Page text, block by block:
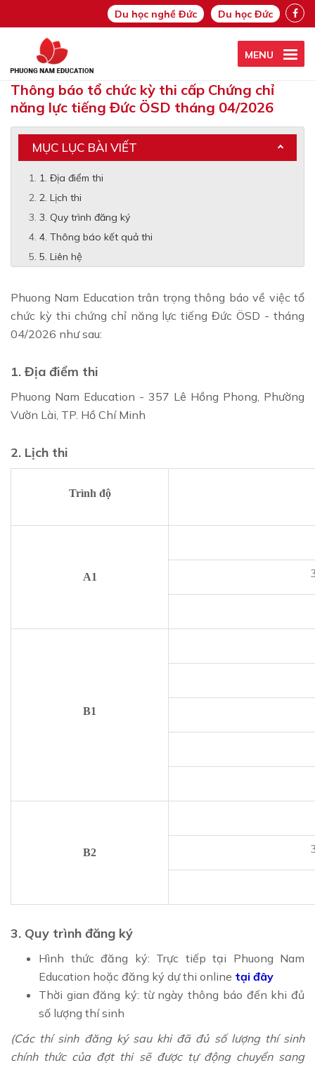
Du học nghề Đức Du học Đức
MENU
Thông báo tổ chức kỳ thi cấp Chứng chỉ
năng lực tiếng Đức ÖSD tháng 04/2026
MỤC LỤC BÀI VIẾT
1. Địa điểm thi
2. Lịch thi
3. Quy trình đăng ký
4. Thông báo kết quả thi
5. Liên hệ
Phuong Nam Education trân trọng thông báo về việc tổ
chức kỳ thi chứng chỉ năng lực tiếng Đức ÖSD - tháng
04/2026 như sau:
1. Địa điểm thi
Phuong Nam Education - 357 Lê Hồng Phong, Phường
Vườn Lài, TP. Hồ Chí Minh
2. Lịch thi
Trình độ
A1
B1
B2
3. Quy trình đăng ký
Hình thức đăng ký: Trực tiếp tại Phuong Nam
Education hoặc đăng ký dự thi online tại đây
Thời gian đăng ký: từ ngày thông báo đến khi đủ
số lượng thí sinh
(Các thí sinh đăng ký sau khi đã đủ số lượng thí sinh
chính thức của đợt thi sẽ được tự động chuyển sang